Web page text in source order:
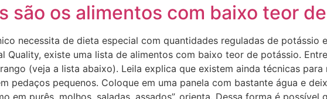
são os alimentos com baixo teor
necessita de dieta especial com quantidades reguladas de
Quality, existe uma lista de alimentos com baixo teor de potássio.
(veja a lista abaixo). Leila explica que existem ainda técnicas
pedaços pequenos. Coloque em uma panela com bastante água e
em purês, molhos, saladas, assados”, orienta. Dessa forma é